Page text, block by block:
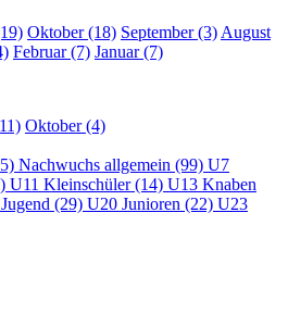
Oktober (18) September (3) August
Februar (7) Januar (7)
Oktober (4)
Nachwuchs allgemein (99) U7
U11 Kleinschüler (14) U13 Knaben
(29) U20 Junioren (22) U23